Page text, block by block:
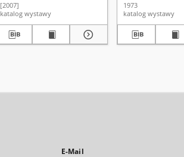
[2007]
katalog wystawy
1973
katalog wystawy
E-Mail